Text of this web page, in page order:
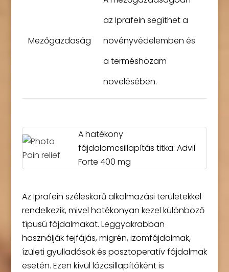
Mezőgazdaság
az Iprafein segíthet a
növényvédelemben és
a terméshozam
növelésében.
A hatékony
fájdalomcsillapítás titka: Advil
Forte 400 mg
Az Iprafein széleskörű alkalmazási területekkel
rendelkezik, mivel hatékonyan kezel különböző
típusú fájdalmakat. Leggyakrabban
használják fejfájás, migrén, izomfájdalmak,
ízületi gyulladások és posztoperatív fájdalmak
esetén. Ezen kívül lázcsillapítóként is